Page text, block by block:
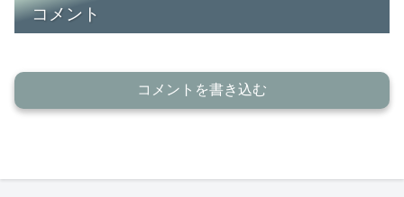
コメント
コメントを書き込む